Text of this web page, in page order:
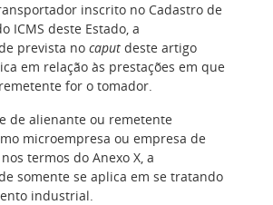
inscrito no Cadastro de
ICMS deste Estado, a
prevista no caput deste artigo
em relação às prestações em que
for o tomador.
de alienante ou remetente
microempresa ou empresa de
termos do Anexo X, a
somente se aplica em se tratando
industrial.